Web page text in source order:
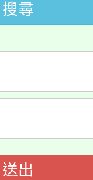
度學生
民語歌
選結果(
年度第
選結果(
學推廣
分析基
導中心
搜尋
送出